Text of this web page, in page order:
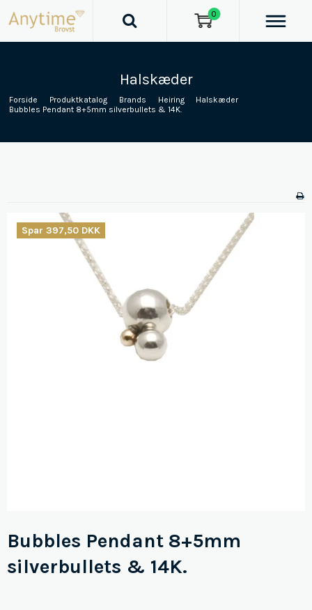
Halskæder
Forside Produktkatalog Brands Heiring Halskæder
Bubbles Pendant 8+5mm silverbullets & 14K.
Spar 397,50 DKK
Bubbles Pendant 8+5mm
silverbullets & 14K.
0